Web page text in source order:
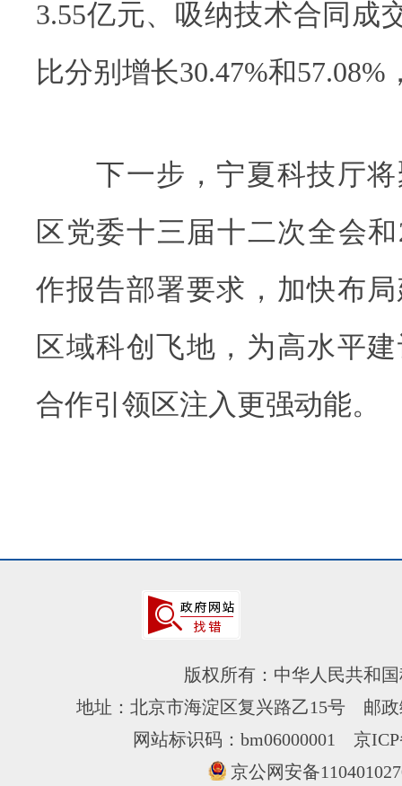
3.55亿元、吸纳技术合同成
比分别增长30.47%和
下一步，宁夏科技厅将
区党委十三届十二次全会
作报告部署要求，加快布
区域科创飞地，为高水平
合作引领区注入更强动能。
版权所有：中华人民共和
地址：北京市海淀区复兴路乙15号 邮
网站标识码：bm06000001 京
京公网安备